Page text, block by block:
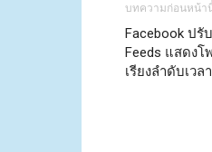
บทความก่อนหน้า
Facebook ป
Feeds แสดง
เรียงลำดับเวลา